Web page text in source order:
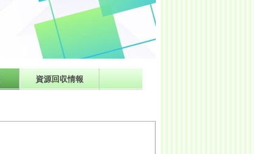
資源回収情報